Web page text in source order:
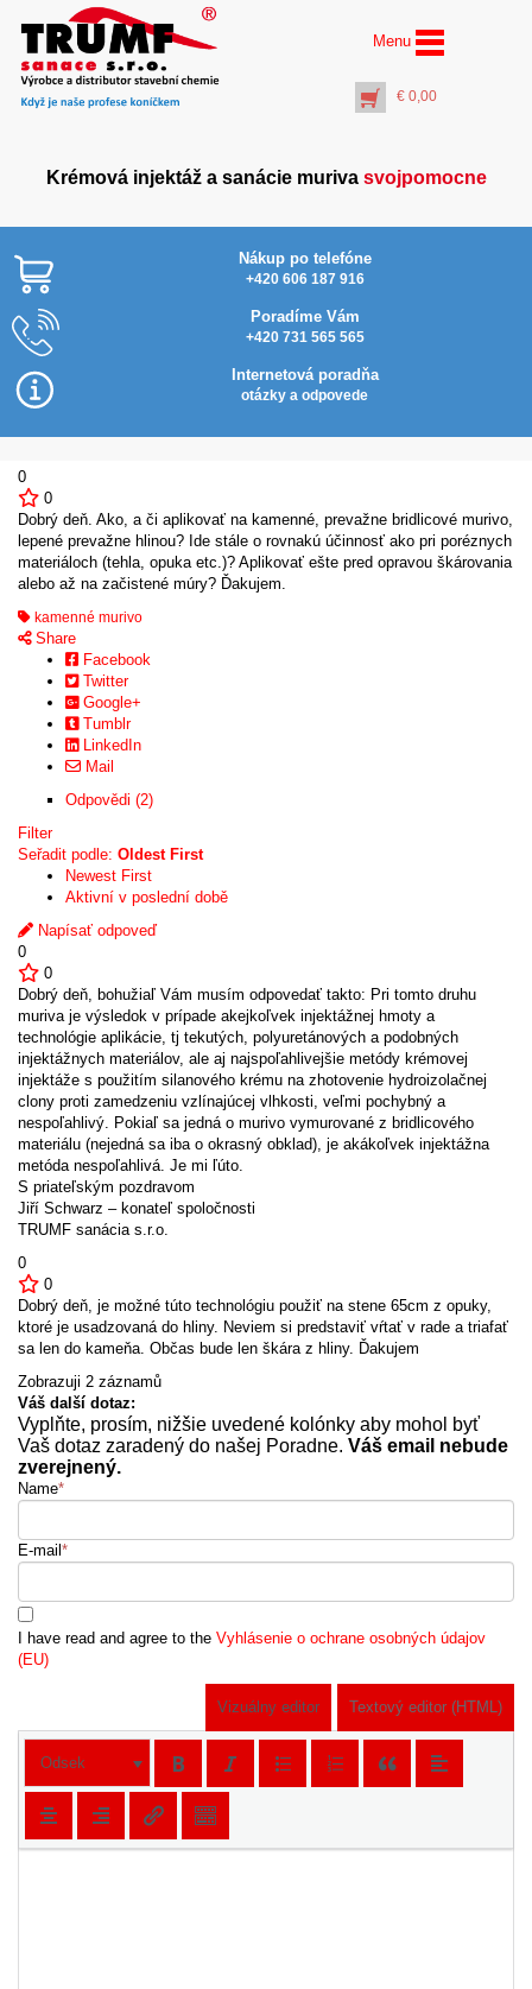
Menu
€ 0,00
Krémová injektáž a sanácie muriva svojpomocne
Nákup po telefóne
+420 606 187 916
Poradíme Vám
+420 731 565 565
Internetová poradňa
otázky a odpovede
0
0
Dobrý deň. Ako, a či aplikovať na kamenné, prevažne bridlicové murivo,
lepené prevažne hlinou? Ide stále o rovnakú účinnosť ako pri poréznych
materiáloch (tehla, opuka etc.)? Aplikovať ešte pred opravou škárovania
alebo až na začistené múry? Ďakujem.
kamenné murivo
Share
Facebook
Twitter
Google+
Tumblr
LinkedIn
Mail
Odpovědi (2)
Filter
Seřadit podle: Oldest First
Newest First
Aktivní v poslední době
Napísať odpoveď
0
0
Dobrý deň, bohužiaľ Vám musím odpovedať takto: Pri tomto druhu
muriva je výsledok v prípade akejkoľvek injektážnej hmoty a
technológie aplikácie, tj tekutých, polyuretánových a podobných
injektážnych materiálov, ale aj najspoľahlivejšie metódy krémovej
injektáže s použitím silanového krému na zhotovenie hydroizolačnej
clony proti zamedzeniu vzlínajúcej vlhkosti, veľmi pochybný a
nespoľahlivý. Pokiaľ sa jedná o murivo vymurované z bridlicového
materiálu (nejedná sa iba o okrasný obklad), je akákoľvek injektážna
metóda nespoľahlivá. Je mi ľúto.
S priateľským pozdravom
Jiří Schwarz – konateľ spoločnosti
TRUMF sanácia s.r.o.
0
0
Dobrý deň, je možné túto technológiu použiť na stene 65cm z opuky,
ktoré je usadzovaná do hliny. Neviem si predstaviť vŕtať v rade a triafať
sa len do kameňa. Občas bude len škára z hliny. Ďakujem
Zobrazuji 2 záznamů
Váš další dotaz:
Vyplňte, prosím, nižšie uvedené kolónky aby mohol byť
Vaš dotaz zaradený do našej Poradne. Váš email nebude
zverejnený.
Name*
E-mail *
I have read and agree to the Vyhlásenie o ochrane osobných údajov
(EU)
Vizuálny editor Textový editor (HTML)
Odsek
PROFI Prostrekovač
vrtov+rúrka 100 cm (k
aplikácii Inject
Activator)
€20,00